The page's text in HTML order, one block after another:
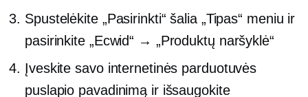
Spustelėkite „Pasirinkti“ šalia „Tipas“ meniu ir
pasirinkite „Ecwid“ → „Produktų naršyklė“
Įveskite savo internetinės parduotuvės
puslapio pavadinimą ir išsaugokite